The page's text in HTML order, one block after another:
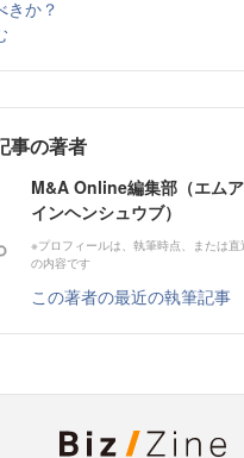
きか？
事の著者
M&A Online編集部（エム
インヘンシュウブ）
※プロフィールは、執筆時点、または
の内容です
この著者の最近の執筆記事